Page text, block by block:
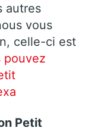
autres
vous
celle-ci est
pouvez
Petit